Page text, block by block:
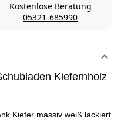
Kostenlose Beratung
05321-685990
Kiefernholz
Kiefer massiv weiß lackiert